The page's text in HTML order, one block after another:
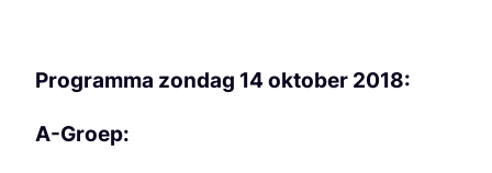
Programma zondag 14 oktober 2018:
A-Groep: